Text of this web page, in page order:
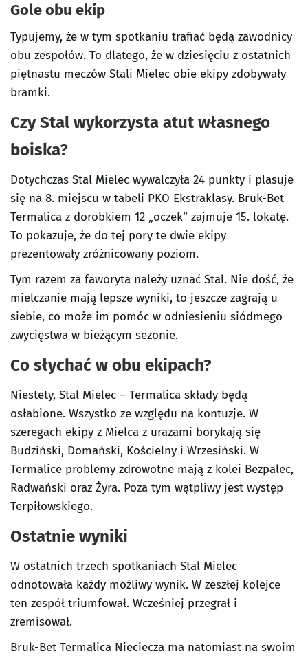
Gole obu ekip
Typujemy, że w tym spotkaniu trafiać będą zawodnicy
obu zespołów. To dlatego, że w dziesięciu z ostatnich
piętnastu meczów Stali Mielec obie ekipy zdobywały
bramki.
Czy Stal wykorzysta atut własnego
boiska?
Dotychczas Stal Mielec wywalczyła 24 punkty i plasuje
się na 8. miejscu w tabeli PKO Ekstraklasy. Bruk-Bet
Termalica z dorobkiem 12 „oczek” zajmuje 15. lokatę.
To pokazuje, że do tej pory te dwie ekipy
prezentowały zróżnicowany poziom.
Tym razem za faworyta należy uznać Stal. Nie dość, że
mielczanie mają lepsze wyniki, to jeszcze zagrają u
siebie, co może im pomóc w odniesieniu siódmego
zwycięstwa w bieżącym sezonie.
Co słychać w obu ekipach?
Niestety, Stal Mielec – Termalica składy będą
osłabione. Wszystko ze względu na kontuzje. W
szeregach ekipy z Mielca z urazami borykają się
Budziński, Domański, Kościelny i Wrzesiński. W
Termalice problemy zdrowotne mają z kolei Bezpalec,
Radwański oraz Żyra. Poza tym wątpliwy jest występ
Terpiłowskiego.
Ostatnie wyniki
W ostatnich trzech spotkaniach Stal Mielec
odnotowała każdy możliwy wynik. W zeszłej kolejce
ten zespół triumfował. Wcześniej przegrał i
zremisował.
Bruk-Bet Termalica Nieciecza ma natomiast na swoim